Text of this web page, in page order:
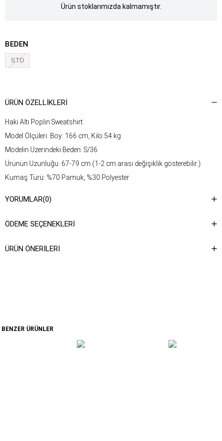
Ürün stoklarımızda kalmamıştır.
BEDEN
STD
ÜRÜN ÖZELLIKLERI
Haki Altı Poplin Sweatshirt
Model Ölçüleri: Boy: 166 cm, Kilo:54 kg
Modelin Üzerindeki Beden: S/36
Ürünün Uzunluğu: 67-79 cm (1-2 cm arası değişiklik gösterebilir.)
Kumaş Türü: %70 Pamuk, %30 Polyester
talimatına ulaşabilirsiniz.
YORUMLAR(0)
ÖDEME SEÇENEKLERI
ÜRÜN ÖNERILERI
BENZER ÜRÜNLER